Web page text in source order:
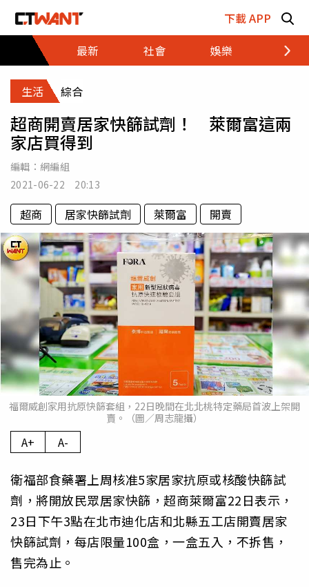
下載 APP
最新
社會 娛樂 財經
生活 綜合
超商開賣居家快篩試劑！ 萊爾富這兩
家店買得到
編輯： 網編組
2021-06-22 20:13
超商 居家快篩試劑 萊爾富 開賣
福爾威創家用抗原快篩套組，22日晚間在北北桃特定藥局首波上架開
賣。（圖／周志龍攝）
A+ A-
衛福部食藥署上周核准5家居家抗原或核酸快篩試
劑，將開放民眾居家快篩，超商萊爾富22日表示，
23日下午3點在北市迪化店和北縣五工店開賣居家
快篩試劑，每店限量100盒，一盒五入，不拆售，
售完為止。